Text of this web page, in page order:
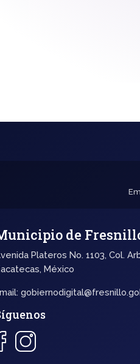
de
Plateros No. 1103, Col.
México